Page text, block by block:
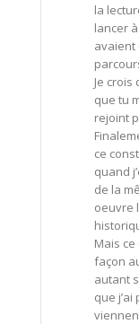
la
lancer
avaient
Je
que tu
rejoint
ce
quand
de la
oeuvre
Mais
façon
autant
que